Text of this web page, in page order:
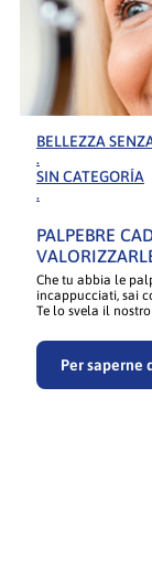
BELLEZZA
.
SIN CATEGORÍA
.
PALPEBRE
Che tu abbia le
incappucciati, sai
Te lo svela il nostro
Per saperne